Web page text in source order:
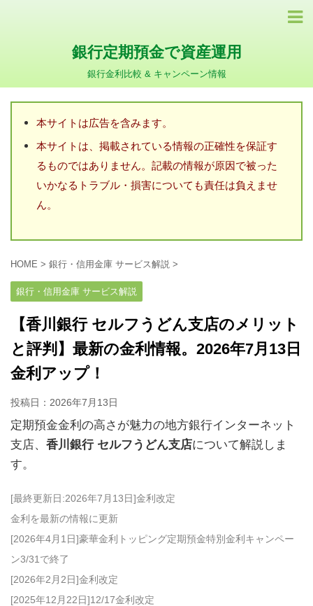
銀行定期預金で資産運用
銀行金利比較 & キャンペーン情報
本サイトは広告を含みます。
本サイトは、掲載されている情報の正確性を保証す
るものではありません。記載の情報が原因で被った
いかなるトラブル・損害についても責任は負えませ
ん。
HOME > 銀行・信用金庫 サービス解説 >
銀行・信用金庫 サービス解説
【香川銀行 セルフうどん支店のメリット
と評判】最新の金利情報。2026年7月13日
金利アップ！
投稿日： 2026年7月13日
定期預金金利の高さが魅力の地方銀行インターネット
支店、 香川銀行 セルフうどん支店について解説しま
す。
[最終更新日:2026年7月13日]金利改定
金利を最新の情報に更新
[2026年4月1日]豪華金利トッピング定期預金特別金利キャンペー
ン3/31で終了
[2026年2月2日]金利改定
[2025年12月22日]12/17金利改定